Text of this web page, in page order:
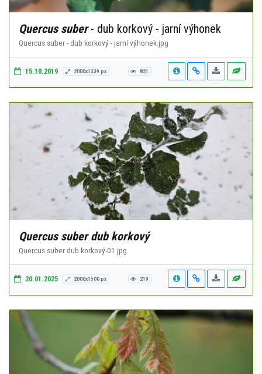
Quercus suber- dub korkový - jarní výhonek
Quercus suber - dub korkový - jarní výhonek.jpg
15.10.2019 2000x1339 px 821
Quercus suber dub korkový
Quercus suber dub korkový-01.jpg
20.01.2025 2000x1500 px 219